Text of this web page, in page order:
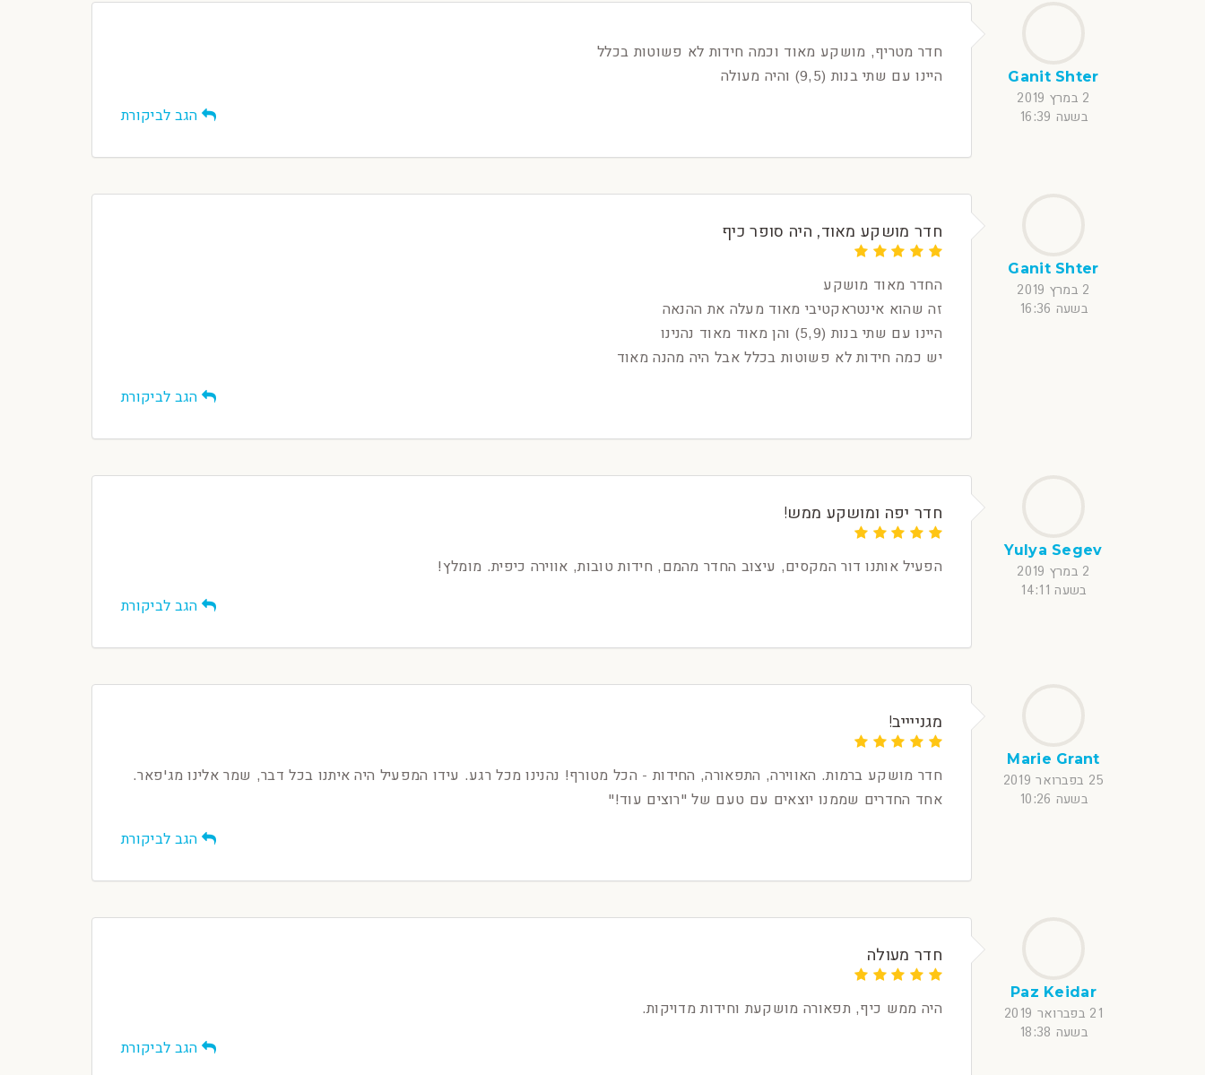
Ganit Shter
2 במרץ 2019
בשעה 16:39
חדר מטריף, מושקע מאוד וכמה חידות לא פשוטות בכלל
היינו עם שתי בנות (9,5) והיה מעולה
הגב לביקורת
Ganit Shter
2 במרץ 2019
בשעה 16:36
חדר מושקע מאוד, היה סופר כיף
החדר מאוד מושקע
זה שהוא אינטראקטיבי מאוד מעלה את ההנאה
היינו עם שתי בנות (5,9) והן מאוד מאוד נהנינו
יש כמה חידות לא פשוטות בכלל אבל היה מהנה מאוד
הגב לביקורת
Yulya Segev
2 במרץ 2019
בשעה 14:11
חדר יפה ומושקע ממש!
הפעיל אותנו דור המקסים, עיצוב החדר מהמם, חידות טובות, אווירה כיפית. מומלץ!
הגב לביקורת
Marie Grant
25 בפברואר 2019
בשעה 10:26
מגנייייב!
חדר מושקע ברמות. האווירה, התפאורה, החידות - הכל מטורף! נהנינו מכל רגע. עידו המפעיל היה איתנו בכל דבר, שמר אלינו מג'פאר.
אחד החדרים שממנו יוצאים עם טעם של "רוצים עוד!"
הגב לביקורת
Paz Keidar
21 בפברואר 2019
בשעה 18:38
חדר מעולה
היה ממש כיף, תפאורה מושקעת וחידות מדויקות.
הגב לביקורת